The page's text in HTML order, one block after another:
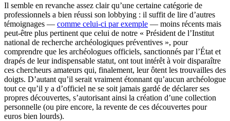
Il semble en revanche assez clair qu’une certaine catégorie de
professionnels a bien réussi son lobbying : il suffit de lire d’autres
témoignages — comme celui-ci par exemple — moins récents mais
peut-être plus pertinent que celui de notre « Président de l’Institut
national de recherche archéologiques préventives », pour
comprendre que les archéologues officiels, sanctionnés par l’État et
drapés de leur indispensable statut, ont tout intérêt à voir disparaître
ces chercheurs amateurs qui, finalement, leur ôtent les trouvailles des
doigts. D’autant qu’il serait vraiment étonnant qu’aucun archéologue
tout ce qu’il y a d’officiel ne se soit jamais gardé de déclarer ses
propres découvertes, s’autorisant ainsi la création d’une collection
personnelle (ou pire encore, la revente de ces découvertes pour
euros bien lourds).